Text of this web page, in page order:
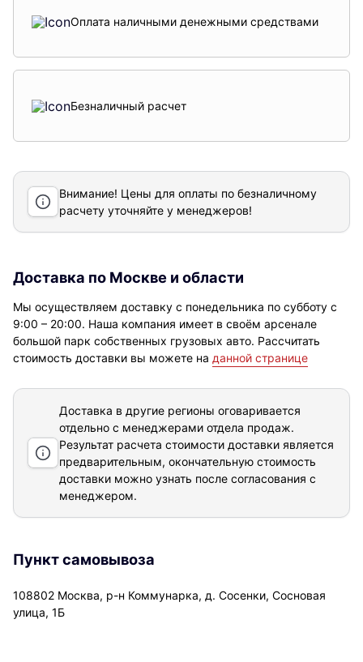
Оплата наличными денежными средствами
Безналичный расчет
Внимание! Цены для оплаты по безналичному
расчету уточняйте у менеджеров!
Доставка по Москве и области
Мы осуществляем доставку с понедельника по субботу с
9:00 – 20:00. Наша компания имеет в своём арсенале
большой парк собственных грузовых авто. Рассчитать
стоимость доставки вы можете на данной странице
Доставка в другие регионы оговаривается
отдельно с менеджерами отдела продаж.
Результат расчета стоимости доставки является
предварительным, окончательную стоимость
доставки можно узнать после согласования с
менеджером.
Пункт самовывоза
108802 Москва, р-н Коммунарка, д. Сосенки, Сосновая
улица, 1Б